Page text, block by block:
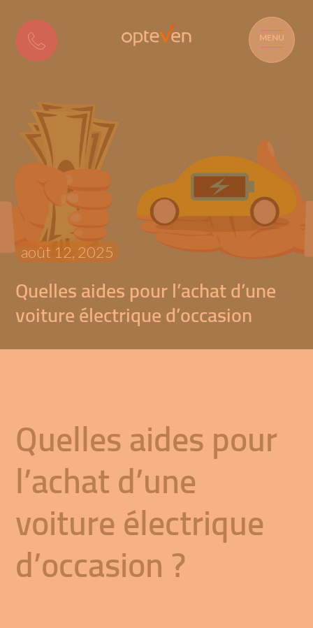
MENU
août 12, 2025
Quelles aides pour l’achat d’une
voiture électrique d’occasion
Quelles aides pour
l’achat d’une
voiture électrique
d’occasion ?